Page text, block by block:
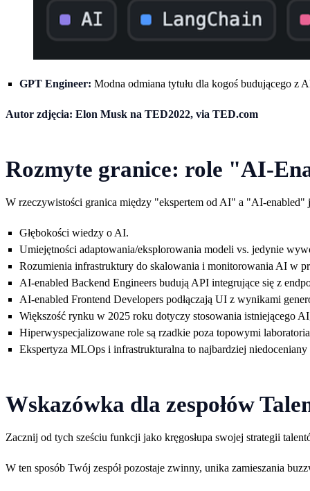
GPT Engineer: Modna odmiana tytułu dla kogoś budującego z
Autor zdjęcia: Elon Musk na TED2022, via TED.com
Rozmyte granice: role "AI-
W rzeczywistości granica między "ekspertem od AI" a "AI-
Głębokości wiedzy o AI.
Umiejętności adaptowania/eksplorowania modeli vs. jedynie
Rozumienia infrastruktury do skalowania i monitorowania AI w
AI-enabled Backend Engineers budują API integrujące się z
AI-enabled Frontend Developers podłączają UI z wynikami
Większość rynku w 2025 roku dotyczy stosowania istniejącego
Hiperwyspecjalizowane role są rzadkie poza topowymi
Ekspertyza MLOps i infrastrukturalna to najbardziej
Wskazówka dla zespołów
Zacznij od tych sześciu funkcji jako kręgosłupa swojej strategii
W ten sposób Twój zespół pozostaje zwinny, unika zamieszania